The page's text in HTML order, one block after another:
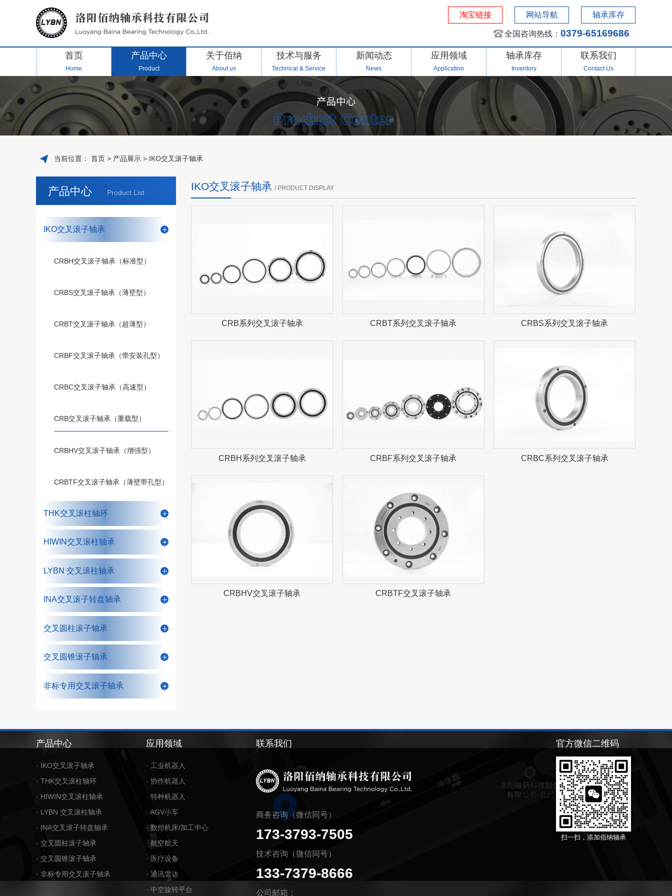
淘宝链接 网站导航 轴承库存
全国咨询热线：0379-65169686
首页
Home
产品中心
Product
关于佰纳
About us
技术与服务
Technical & Service
新闻动态
News
应用领域
Application
轴承库存
Inventory
联系我们
Contact Us
当前位置： 首页 > 产品展示 > IKO交叉滚子轴承
产品中心 Product List
IKO交叉滚子轴承
CRBH交叉滚子轴承（标准型）
CRBS交叉滚子轴承（薄壁型）
CRBT交叉滚子轴承（超薄型）
CRBF交叉滚子轴承（带安装孔型）
CRBC交叉滚子轴承（高速型）
CRB交叉滚子轴承（重载型）
CRBHV交叉滚子轴承（增强型）
CRBTF交叉滚子轴承（薄壁带孔型）
THK交叉滚柱轴环
HIWIN交叉滚柱轴承
LYBN 交叉滚柱轴承
INA交叉滚子转盘轴承
交叉圆柱滚子轴承
交叉圆锥滚子轴承
非标专用交叉滚子轴承
IKO交叉滚子轴承 / PRODUCT DISPLAY
CRB系列交叉滚子轴承 CRBT系列交叉滚子轴承 CRBS系列交叉滚子轴承
CRBH系列交叉滚子轴承 CRBF系列交叉滚子轴承 CRBC系列交叉滚子轴承
CRBHV交叉滚子轴承 CRBTF交叉滚子轴承
产品中心
· IKO交叉滚子轴承
· THK交叉滚柱轴环
· HIWIN交叉滚柱轴承
· LYBN 交叉滚柱轴承
· INA交叉滚子转盘轴承
· 交叉圆柱滚子轴承
· 交叉圆锥滚子轴承
· 非标专用交叉滚子轴承
应用领域
· 工业机器人
· 协作机器人
· 特种机器人
· AGV小车
· 数控机床/加工中心
· 航空航天
· 医疗设备
· 通讯雷达
· 中空旋转平台
联系我们
商务咨询（微信同号）
173-3793-7505
技术咨询（微信同号）
133-7379-8666
公司邮箱：
官方微信二维码
扫一扫，添加佰纳轴承